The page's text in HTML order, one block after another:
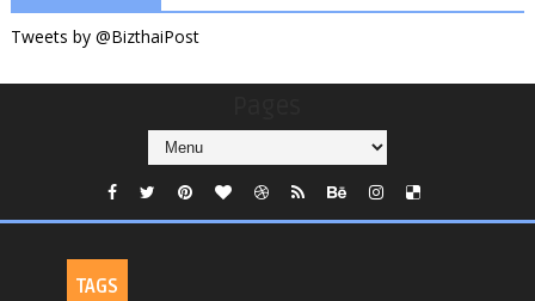
Tweets by @BizthaiPost
TAGS